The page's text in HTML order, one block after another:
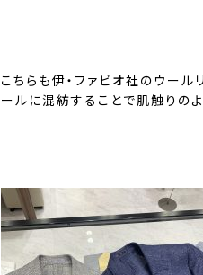
こちらも伊・ファビオ社のウール
ールに混紡することで肌触りのよ